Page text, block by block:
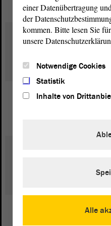
und
Zivil- und
(Mieten)
Guido Henke
einer Datenübertragung
der
kommen. Bitte lesen Sie
unsere
Notwendige Cookies
Statistik
Inhalte von
Alle